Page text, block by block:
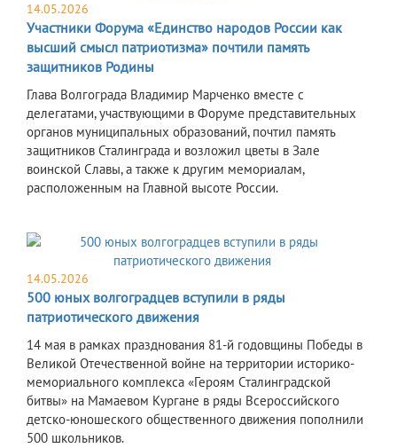
14.05.2026
Участники Форума «Единство народов России как
высший смысл патриотизма» почтили память
защитников Родины
Глава Волгограда Владимир Марченко вместе с
делегатами, участвующими в Форуме представительных
органов муниципальных образований, почтил память
защитников Сталинграда и возложил цветы в Зале
воинской Славы, а также к другим мемориалам,
расположенным на Главной высоте России.
14.05.2026
500 юных волгоградцев вступили в ряды
патриотического движения
14 мая в рамках празднования 81-й годовщины Победы в
Великой Отечественной войне на территории историко-
мемориального комплекса «Героям Сталинградской
битвы» на Мамаевом Кургане в ряды Всероссийского
детско-юношеского общественного движения пополнили
500 школьников.